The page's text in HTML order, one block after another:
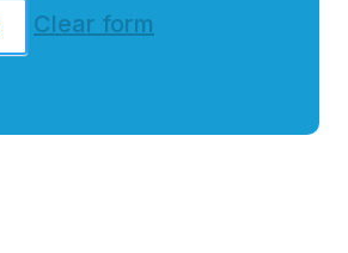
Clear form